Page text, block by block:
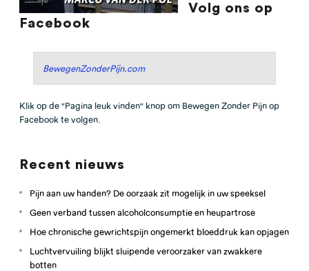
Volg ons op
Facebook
BewegenZonderPijn.com
Klik op de "Pagina leuk vinden" knop om Bewegen Zonder Pijn op
Facebook te volgen.
Recent nieuws
Pijn aan uw handen? De oorzaak zit mogelijk in uw speeksel
Geen verband tussen alcoholconsumptie en heupartrose
Hoe chronische gewrichtspijn ongemerkt bloeddruk kan opjagen
Luchtvervuiling blijkt sluipende veroorzaker van zwakkere
botten